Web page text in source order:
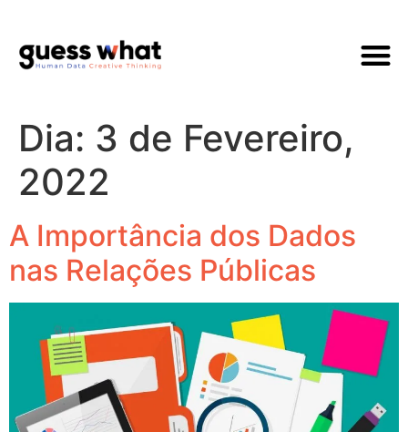
Dia: 3 de Fevereiro,
2022
A Importância dos Dados
nas Relações Públicas